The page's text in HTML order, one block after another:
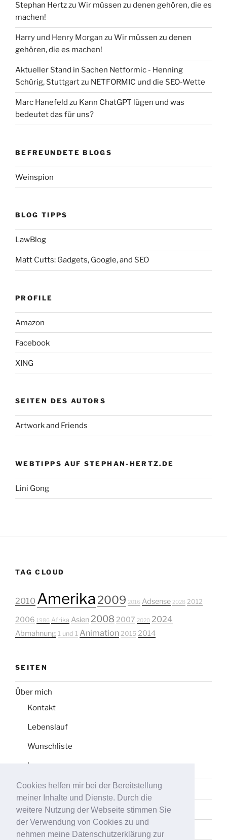
Cookies helfen mir bei der Bereitstellung
meiner Inhalte und Dienste. Durch die
weitere Nutzung der Webseite stimmen Sie
der Verwendung von Cookies zu und
nehmen meine Datenschutzerklärung zur
Stephan Hertzzu Wir müssen zu denen gehören, die es
machen!
Harry und Henry Morgan zu Wir müssen zu denen
gehören, die es machen!
Aktueller Stand in Sachen Netformic - Henning
Schürig, Stuttgartzu NETFORMIC und die SEO-Wette
Marc Hanefeld zu Kann ChatGPT lügen und was
bedeutet das für uns?
BEFREUNDETE BLOGS
Weinspion
BLOG TIPPS
LawBlog
Matt Cutts: Gadgets, Google, and SEO
PROFILE
Amazon
Facebook
XING
SEITEN DES AUTORS
Artwork and Friends
WEBTIPPS AUF STEPHAN-HERTZ.DE
Lini Gong
TAG CLOUD
2010 Amerika 2009 2016 Adsense 2028 2012
2006 1986 Afrika Asien 2008 2007 2020 2024
Abmahnung 1 und 1 Animation 2015 2014
SEITEN
Über mich
Kontakt
Lebenslauf
Wunschliste
Impressum
Datenschutz
Tag-Liste
Sitemap